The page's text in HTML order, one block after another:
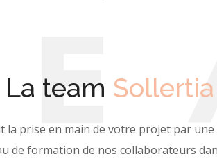
E
La team Sollertia
la prise en main de votre projet par
de formation de nos collaborateurs